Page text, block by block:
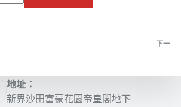
下一
地址：
新界沙田富豪花園帝皇閣地下